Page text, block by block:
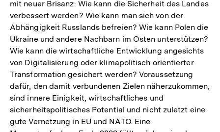
mit neuer Brisanz: Wie kann die Sicherheit des Landes
verbessert werden? Wie kann man sich von der
Abhängigkeit Russlands befreien? Wie kann Polen die
Ukraine und andere Nachbarn im Osten unterstützen?
Wie kann die wirtschaftliche Entwicklung angesichts
von Digitalisierung oder klimapolitisch orientierter
Transformation gesichert werden? Voraussetzung
dafür, den damit verbundenen Zielen näherzukommen,
sind innere Einigkeit, wirtschaftliches und
sicherheitspolitisches Potential und nicht zuletzt eine
gute Vernetzung in EU und NATO. Eine